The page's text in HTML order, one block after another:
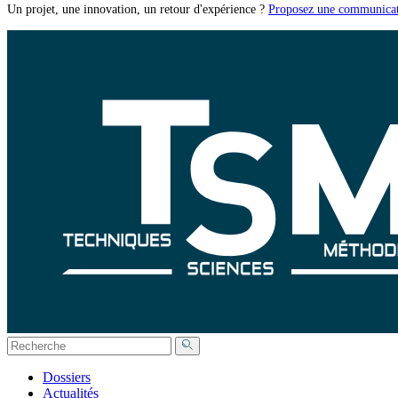
Un projet, une innovation, un retour d'expérience ? Proposez une
Dossiers
Actualités